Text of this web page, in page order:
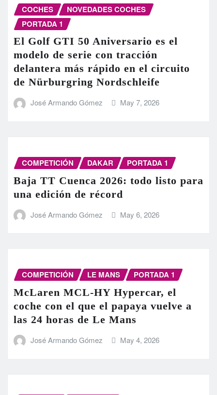
COCHES
NOVEDADES COCHES
PORTADA 1
El Golf GTI 50 Aniversario es el
modelo de serie con tracción
delantera más rápido en el circuito
de Nürburgring Nordschleife
José Armando Gómez May 7, 2026
COMPETICIÓN DAKAR PORTADA 1
Baja TT Cuenca 2026: todo listo para
una edición de récord
José Armando Gómez May 6, 2026
COMPETICIÓN LE MANS PORTADA 1
McLaren MCL-HY Hypercar, el
coche con el que el papaya vuelve a
las 24 horas de Le Mans
José Armando Gómez May 4, 2026